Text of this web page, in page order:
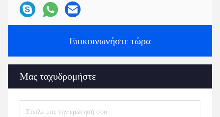
Επικοινωνήστε τώρα
Μας ταχυδρομήστε